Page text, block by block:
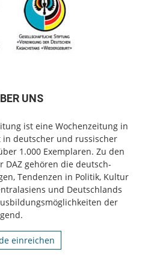
UNS
ist eine Wochenzeitung in
in deutscher und russischer
1.000 Exemplaren. Zu den
DAZ gehören die deutsch-
Tendenzen in Politik, Kultur
und Deutschlands
der
einreichen